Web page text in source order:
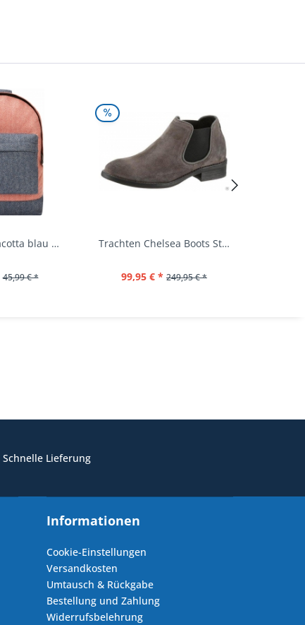
Rucksack terracotta blau navy Mi-Pac...
45,99 € *
Trachten Chelsea Boots Stiefel Fürstenstein...
99,95 € * 249,95 € *
Schnelle Lieferung
Informationen
Cookie-Einstellungen
Versandkosten
Umtausch & Rückgabe
Bestellung und Zahlung
Widerrufsbelehrung